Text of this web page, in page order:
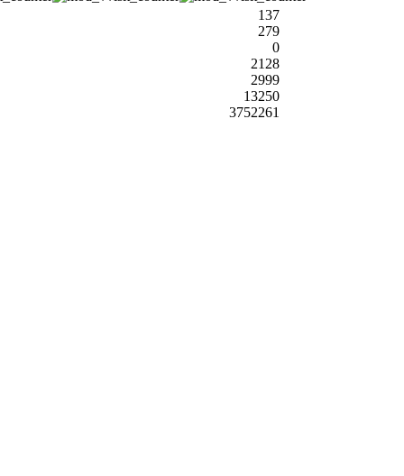
137
279
0
2128
2999
13250
3752261